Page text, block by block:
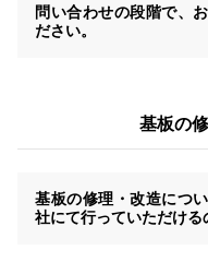
問い合わせの段階で、
ださい。
基板の
基板の修理・改造につ
社にて行っていただける